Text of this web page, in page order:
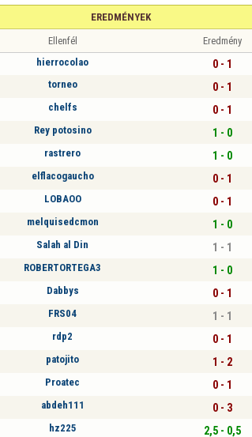
EREDMÉNYEK
Ellenfél Eredmény
hierrocolao 0 - 1
torneo 0 - 1
chelfs 0 - 1
Rey potosino 1 - 0
rastrero 1 - 0
elflacogaucho 0 - 1
LOBAOO 0 - 1
melquisedcmon 1 - 0
Salah al Din 1 - 1
ROBERTORTEGA3 1 - 0
Dabbys 0 - 1
FRS04 1 - 1
rdp2 0 - 1
patojito 1 - 2
Proatec 0 - 1
abdeh111 0 - 3
hz225 2,5 - 0,5